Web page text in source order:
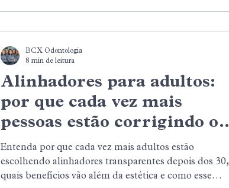
Alinhadores para adultos:
por que cada vez mais
pessoas estão corrigindo o
sorriso depois dos 30
Entenda por que cada vez mais adultos estão
escolhendo alinhadores transparentes depois dos 30,
quais benefícios vão além da estética e como esse
BCX Odontologia
8 min de leitura